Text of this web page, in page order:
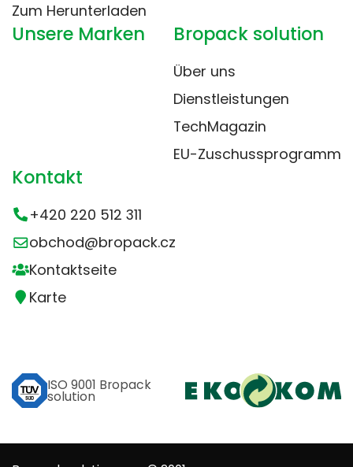
Zum Herunterladen
Unsere Marken Bropack solution
Über uns
Dienstleistungen
TechMagazin
EU-Zuschussprogramm
Kontakt
+420 220 512 311
obchod@bropack.cz
Kontaktseite
Karte
ISO 9001 Bropack
solution